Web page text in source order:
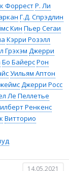
ФоррестР. Ли
Г.Д. Спрэдлин
Кин Пьер Сегаи
Кэрри Розэлл
Грэхэм Джерри
Бо БайерсРон
Уильям Аптон
Джерри Росс
Ле Пеллетье
Ренкенс
Витторио
14.05.2021